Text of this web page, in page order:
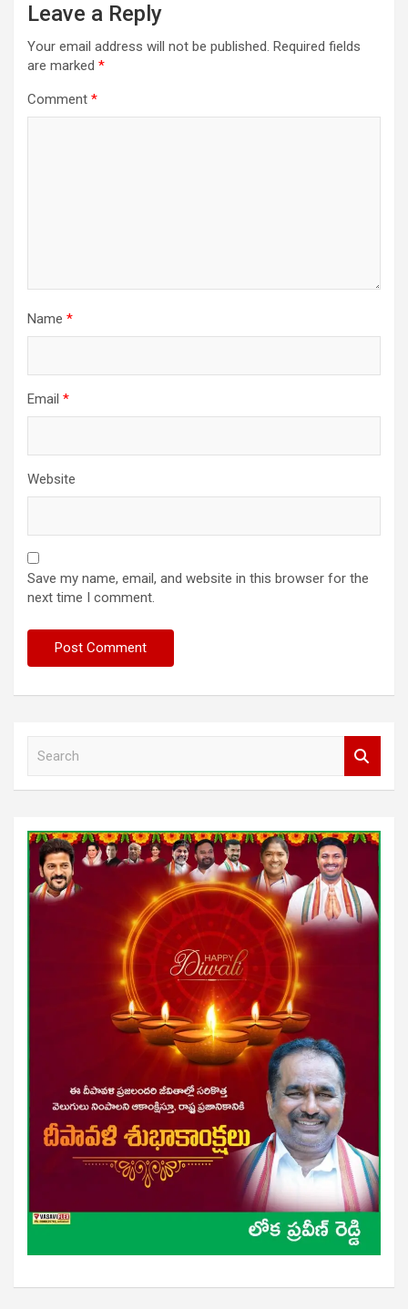
Leave a Reply
Your email address will not be published. Required fields
are marked *
Comment *
Name *
Email *
Website
Save my name, email, and website in this browser for the
next time I comment.
h